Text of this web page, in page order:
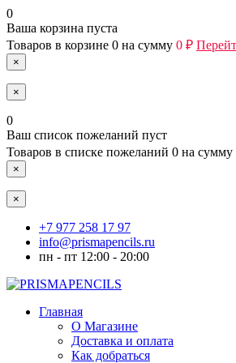
0
Ваша корзина пуста
Товаров в корзине 0 на сумму 0 ₽
×
×
0
Ваш список пожеланий пуст
Товаров в списке пожеланий 0 на сумму
×
×
+7 977 258 17 97
info@prismapencils.ru
пн - пт 12:00 - 20:00
Главная
О Магазине
Доставка и оплата
Как добраться